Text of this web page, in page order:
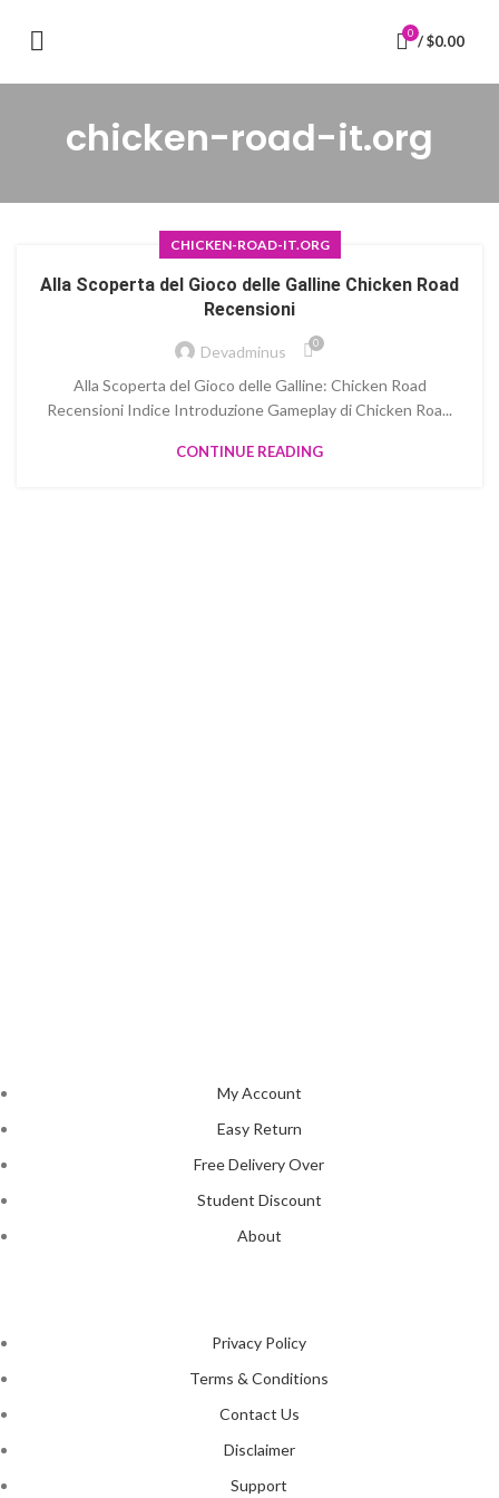
0 / $0.00
chicken-road-it.org
CHICKEN-ROAD-IT.ORG
Alla Scoperta del Gioco delle Galline Chicken Road
Recensioni
Devadminus 0
Alla Scoperta del Gioco delle Galline: Chicken Road
Recensioni Indice Introduzione Gameplay di Chicken Roa...
CONTINUE READING
My Account
Easy Return
Free Delivery Over
Student Discount
About
Privacy Policy
Terms & Conditions
Contact Us
Disclaimer
Support